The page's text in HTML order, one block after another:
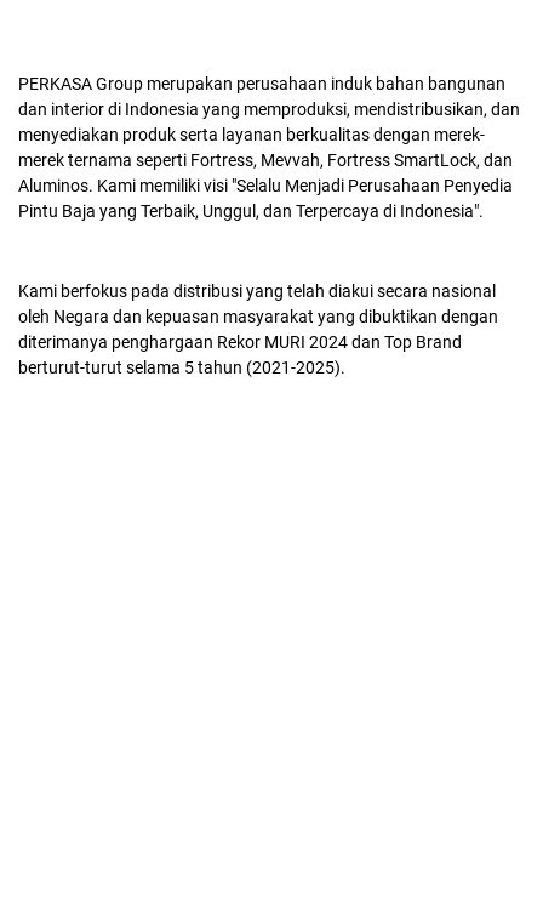
PERKASA Group merupakan perusahaan induk bahan bangunan
dan interior di Indonesia yang memproduksi, mendistribusikan, dan
menyediakan produk serta layanan berkualitas dengan merek-
merek ternama seperti Fortress, Mevvah, Fortress SmartLock, dan
Aluminos. Kami memiliki visi "Selalu Menjadi Perusahaan Penyedia
Pintu Baja yang Terbaik, Unggul, dan Terpercaya di Indonesia".
Kami berfokus pada distribusi yang telah diakui secara nasional
oleh Negara dan kepuasan masyarakat yang dibuktikan dengan
diterimanya penghargaan Rekor MURI 2024 dan Top Brand
berturut-turut selama 5 tahun (2021-2025).